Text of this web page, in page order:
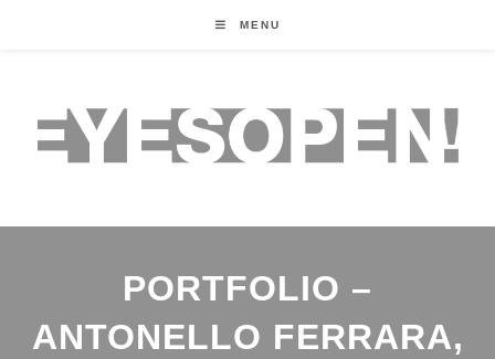
MENU
PORTFOLIO –
ANTONELLO FERRARA,